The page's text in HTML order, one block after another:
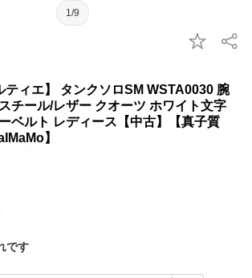
1/9
ティエ】 タンクソロSM WSTA0030 腕
チール/レザー クオーツ ホワイト文字
ベルト レディース【中古】【真子質
】
です